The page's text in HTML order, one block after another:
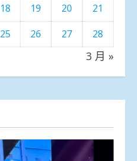
18 19 20
21
25 26 27 28
3 月 »